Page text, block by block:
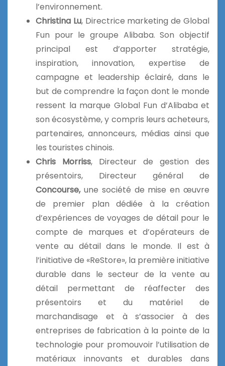
l’environnement.
Christina Lu, Directrice marketing de Global
Fun pour le groupe Alibaba. Son objectif
principal est d’apporter stratégie,
inspiration, innovation, expertise de
campagne et leadership éclairé, dans le
but de comprendre la façon dont le monde
ressent la marque Global Fun d’Alibaba et
son écosystème, y compris leurs acheteurs,
partenaires, annonceurs, médias ainsi que
les touristes chinois.
Chris Morriss, Directeur de gestion des
présentoirs, Directeur général de
Concourse,une société de mise en œuvre
de premier plan dédiée à la création
d’expériences de voyages de détail pour le
compte de marques et d’opérateurs de
vente au détail dans le monde. Il est à
l’initiative de «ReStore», la première initiative
durable dans le secteur de la vente au
détail permettant de réaffecter des
présentoirs et du matériel de
marchandisage et à s’associer à des
entreprises de fabrication à la pointe de la
technologie pour promouvoir l’utilisation de
matériaux innovants et durables dans